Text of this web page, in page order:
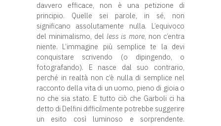
davvero efficace, non è una petizione di
principio. Quelle sei parole, in sé, non
significano assolutamente nulla. L’equivoco
del minimalismo, del less is more, non c’entra
niente. L’immagine più semplice te la devi
conquistare scrivendo (o dipingendo, o
fotografando). E nasce dal suo contrario,
perché in realtà non c’è nulla di semplice nel
racconto della vita di un uomo, pieno di gioia o
no che sia stato. E tutto ciò che Garboli ci ha
detto di Delfini difficilmente potrebbe suggerire
un esito così luminoso e sorprendente.